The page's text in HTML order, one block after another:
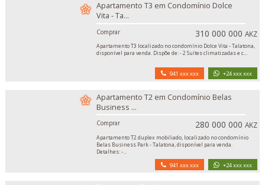
Apartamento T3 em Condomínio Dolce
Vita - Ta...
Comprar 310 000 000AKZ
Apartamento T3 localizado no condomínio Dolce Vita - Talatona,
disponível para venda. Dispõe de: - 2 Suítes climatizadas e c...
941 xxx xxx +24 xxx xxx
Apartamento T2 em Condomínio Belas
Business ...
Comprar 280 000 000AKZ
Apartamento T2 duplex mobiliado, localizado no condomínio
Belas Business Park - Talatona, disponível para venda.
Detalhes: -...
941 xxx xxx +24 xxx xxx